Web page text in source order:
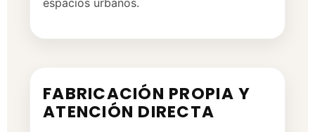
espacios urbanos.
FABRICACIÓN PROPIA Y
ATENCIÓN DIRECTA